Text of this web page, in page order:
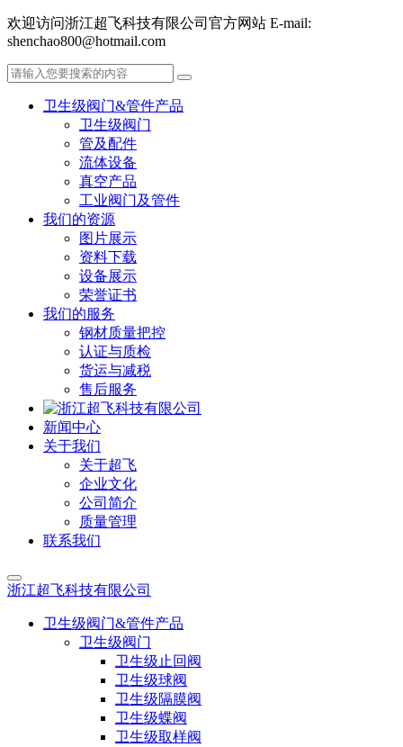
欢迎访问浙江超飞科技有限公司官方网站 E-mail:
shenchao800@hotmail.com
卫生级阀门&管件产品
卫生级阀门
管及配件
流体设备
真空产品
工业阀门及管件
我们的资源
图片展示
资料下载
设备展示
荣誉证书
我们的服务
钢材质量把控
认证与质检
货运与减税
售后服务
新闻中心
关于我们
关于超飞
企业文化
公司简介
质量管理
联系我们
浙江超飞科技有限公司
卫生级阀门&管件产品
卫生级阀门
卫生级止回阀
卫生级球阀
卫生级隔膜阀
卫生级蝶阀
卫生级取样阀